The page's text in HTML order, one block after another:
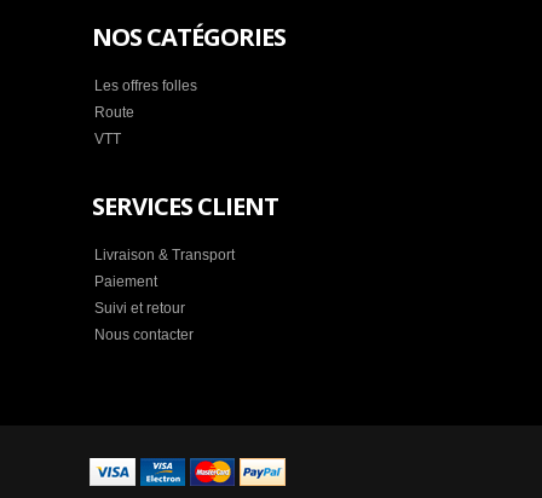
NOS CATÉGORIES
Les offres folles
Route
VTT
SERVICES CLIENT
Livraison & Transport
Paiement
Suivi et retour
Nous contacter